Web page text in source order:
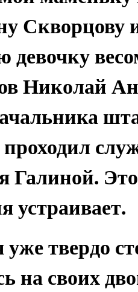
Скворцову
девочку
Николай
Галиной.
устраивает.
твердо
на своих